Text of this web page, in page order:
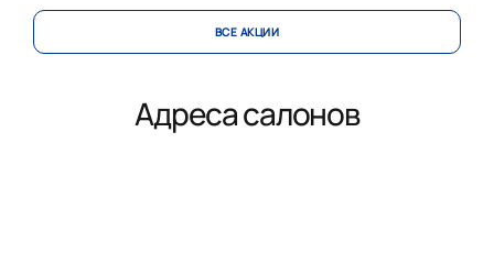
ВСЕ АКЦИИ
Адреса салонов